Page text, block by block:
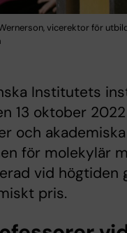
vicerektor för
Institutets
13 oktober
och
för molekylär
vid högtiden
pris.